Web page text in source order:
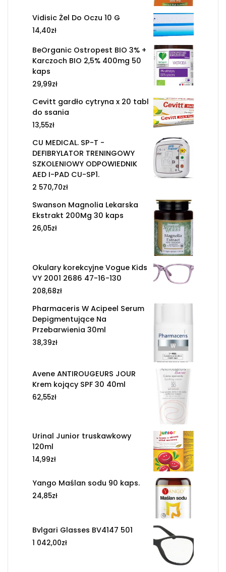
Vidisic Żel Do Oczu 10 G
14,40zł
BeOrganic Ostropest BIO 3% +
Karczoch BIO 2,5% 400mg 50
kaps
29,99zł
Cevitt gardło cytryna x 20 tabl
do ssania
13,55zł
CU MEDICAL. SP-T -
DEFIBRYLATOR TRENINGOWY
SZKOLENIOWY ODPOWIEDNIK
AED I-PAD CU-SP1.
2 570,70zł
Swanson Magnolia Lekarska
Ekstrakt 200Mg 30 kaps
26,05zł
Okulary korekcyjne Vogue Kids
VY 2001 2686 47-16-130
208,68zł
Pharmaceris W Acipeel Serum
Depigmentujące Na
Przebarwienia 30ml
38,39zł
Avene ANTIROUGEURS JOUR
Krem kojący SPF 30 40ml
62,55zł
Urinal Junior truskawkowy
120ml
14,99zł
Yango Maślan sodu 90 kaps.
24,85zł
Bvlgari Glasses BV4147 501
1 042,00zł